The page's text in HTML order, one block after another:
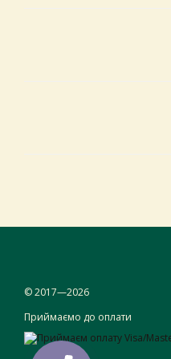
© 2017—2026
Приймаємо до оплати